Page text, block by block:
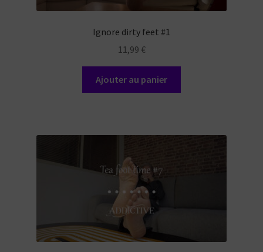
Ignore dirty feet #1
11,99 €
Ajouter au panier